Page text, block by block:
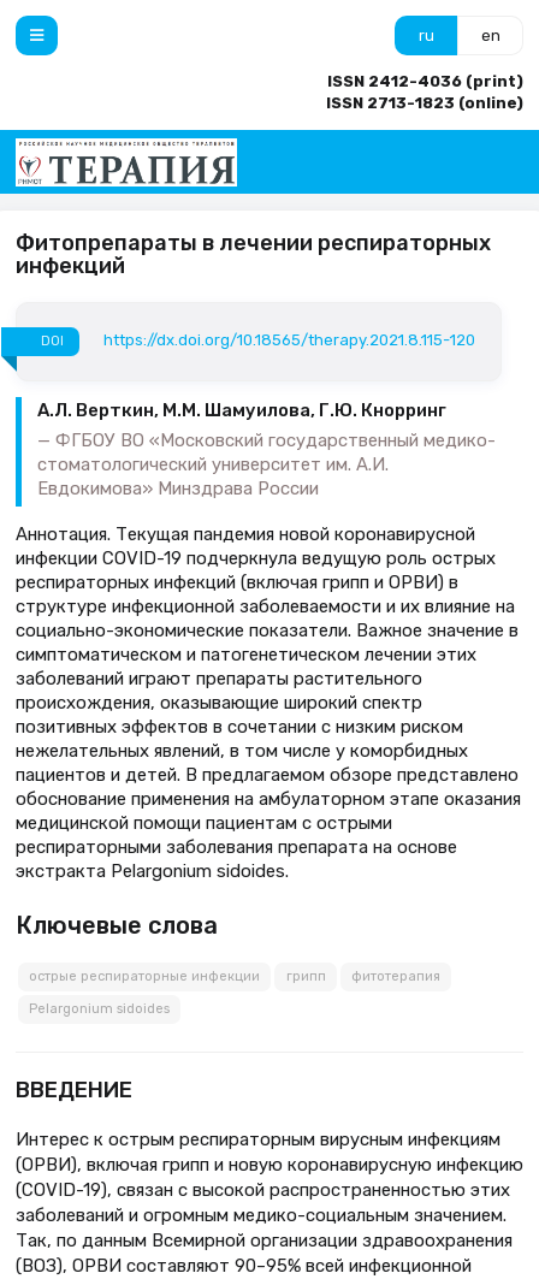
ru en
ISSN 2412-4036 (print)
ISSN 2713-1823 (online)
Фитопрепараты в лечении респираторных
инфекций
DOI https://dx.doi.org/10.18565/therapy.2021.8.115-120
А.Л. Верткин, М.М. Шамуилова, Г.Ю. Кнорринг
ФГБОУ ВО «Московский государственный медико-
стоматологический университет им. А.И.
Евдокимова» Минздрава России
Аннотация. Текущая пандемия новой коронавирусной
инфекции COVID-19 подчеркнула ведущую роль острых
респираторных инфекций (включая грипп и ОРВИ) в
структуре инфекционной заболеваемости и их влияние на
социально-экономические показатели. Важное значение в
симптоматическом и патогенетическом лечении этих
заболеваний играют препараты растительного
происхождения, оказывающие широкий спектр
позитивных эффектов в сочетании с низким риском
нежелательных явлений, в том числе у коморбидных
пациентов и детей. В предлагаемом обзоре представлено
обоснование применения на амбулаторном этапе оказания
медицинской помощи пациентам с острыми
респираторными заболевания препарата на основе
экстракта Pelargonium sidoides.
Ключевые слова
острые респираторные инфекции грипп фитотерапия
Pelargonium sidoides
ВВЕДЕНИЕ
Интерес к острым респираторным вирусным инфекциям
(ОРВИ), включая грипп и новую коронавирусную инфекцию
(COVID-19), связан с высокой распространенностью этих
заболеваний и огромным медико-социальным значением.
Так, по данным Всемирной организации здравоохранения
(ВОЗ), ОРВИ составляют 90–95% всей инфекционной